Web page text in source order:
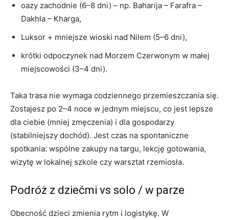
oazy zachodnie (6–8 dni) – np. Baharija – Farafra –
Dakhla – Kharga,
Luksor + mniejsze wioski nad Nilem (5–6 dni),
krótki odpoczynek nad Morzem Czerwonym w małej
miejscowości (3–4 dni).
Taka trasa nie wymaga codziennego przemieszczania się.
Zostajesz po 2–4 noce w jednym miejscu, co jest lepsze
dla ciebie (mniej zmęczenia) i dla gospodarzy
(stabilniejszy dochód). Jest czas na spontaniczne
spotkania: wspólne zakupy na targu, lekcję gotowania,
wizytę w lokalnej szkole czy warsztat rzemiosła.
Podróż z dziećmi vs solo / w parze
Obecność dzieci zmienia rytm i logistykę. W